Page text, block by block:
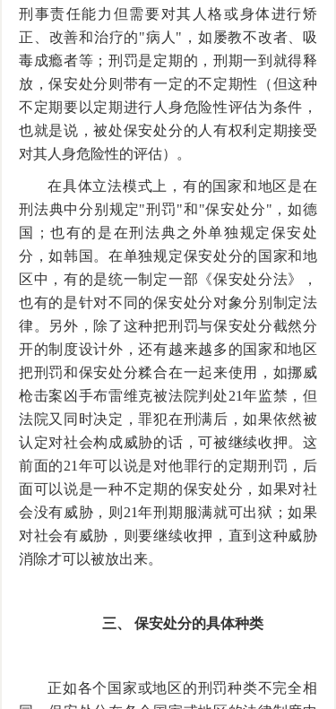
刑事责任能力但需要对其人格或身体进行矫
正、改善和治疗的"病人"，如屡教不改者、吸
毒成瘾者等；刑罚是定期的，刑期一到就得释
放，保安处分则带有一定的不定期性（但这种
不定期要以定期进行人身危险性评估为条件，
也就是说，被处保安处分的人有权利定期接受
对其人身危险性的评估）。
在具体立法模式上，有的国家和地区是在
刑法典中分别规定"刑罚"和"保安处分"，如德
国；也有的是在刑法典之外单独规定保安处
分，如韩国。在单独规定保安处分的国家和地
区中，有的是统一制定一部《保安处分法》，
也有的是针对不同的保安处分对象分别制定法
律。另外，除了这种把刑罚与保安处分截然分
开的制度设计外，还有越来越多的国家和地区
把刑罚和保安处分糅合在一起来使用，如挪威
枪击案凶手布雷维克被法院判处21年监禁，但
法院又同时决定，罪犯在刑满后，如果依然被
认定对社会构成威胁的话，可被继续收押。这
前面的21年可以说是对他罪行的定期刑罚，后
面可以说是一种不定期的保安处分，如果对社
会没有威胁，则21年刑期服满就可出狱；如果
对社会有威胁，则要继续收押，直到这种威胁
消除才可以被放出来。
三、 保安处分的具体种类
正如各个国家或地区的刑罚种类不完全相